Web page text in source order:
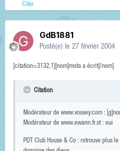
Citer
GdB1881
Posté(e) le 27 février 2004
[citation=3132,1][nom]mota a écrit[/nom]
Citation
Modérateur de www.vossey.com :
Modérateur de www.ewann.fr.st : oui
PDT Club House & Co : retrouve plus